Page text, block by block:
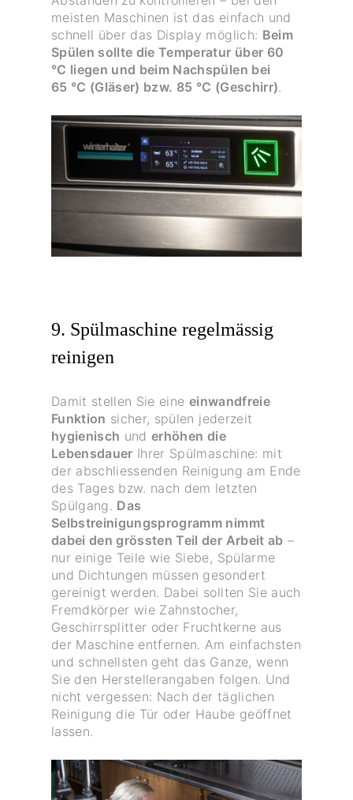
meisten Maschinen ist das einfach und
schnell über das Display möglich: Beim
Spülen sollte die Temperatur über 60
°C liegen und beim Nachspülen bei
65 °C (Gläser) bzw. 85 °C (Geschirr).
9. Spülmaschine regelmässig
reinigen
Damit stellen Sie eine einwandfreie
Funktion sicher, spülen jederzeit
hygienisch underhöhen die
Lebensdauer Ihrer Spülmaschine: mit
der abschliessenden Reinigung am Ende
des Tages bzw. nach dem letzten
Spülgang. Das
Selbstreinigungsprogramm nimmt
dabei den grössten Teil der Arbeit ab –
nur einige Teile wie Siebe, Spülarme
und Dichtungen müssen gesondert
gereinigt werden. Dabei sollten Sie auch
Fremdkörper wie Zahnstocher,
Geschirrsplitter oder Fruchtkerne aus
der Maschine entfernen. Am einfachsten
und schnellsten geht das Ganze, wenn
Sie den Herstellerangaben folgen. Und
nicht vergessen: Nach der täglichen
Reinigung die Tür oder Haube geöffnet
lassen.